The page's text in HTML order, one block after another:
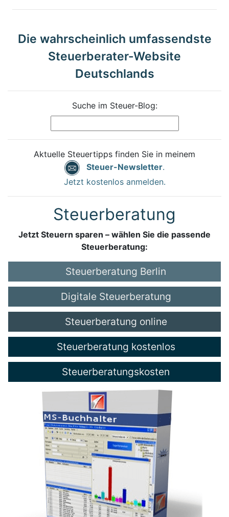
Die wahrscheinlich umfassendste
Steuerberater-Website
Deutschlands
Suche im Steuer-Blog:
Aktuelle Steuertipps finden Sie in meinem
Steuer-Newsletter.
Jetzt kostenlos anmelden.
Steuerberatung
Jetzt Steuern sparen – wählen Sie die passende
Steuerberatung:
Steuerberatung Berlin
Digitale Steuerberatung
Steuerberatung online
Steuerberatung kostenlos
Steuerberatungskosten